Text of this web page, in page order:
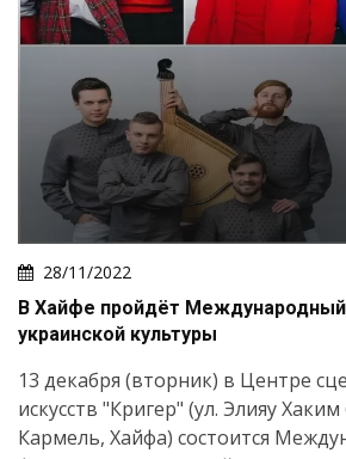
28/11/2022
В Хайфе пройдёт
украинской культуры
13 декабря (вторник) в Центре
искусств "Кригер" (ул. Элияу
Кармель, Хайфа) состоится